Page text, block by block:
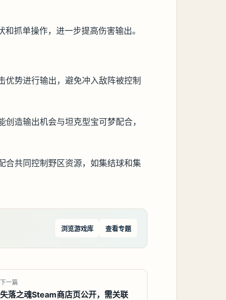
抓单操作，进一步提高伤害输出。
优势进行输出，避免冲入敌阵被控制
造输出机会与坦克型宝可梦配合，
合共同控制野区资源，如集结球和集
浏览游戏库 查看专题
下一篇
失落之魂Steam商店页公开，需关联